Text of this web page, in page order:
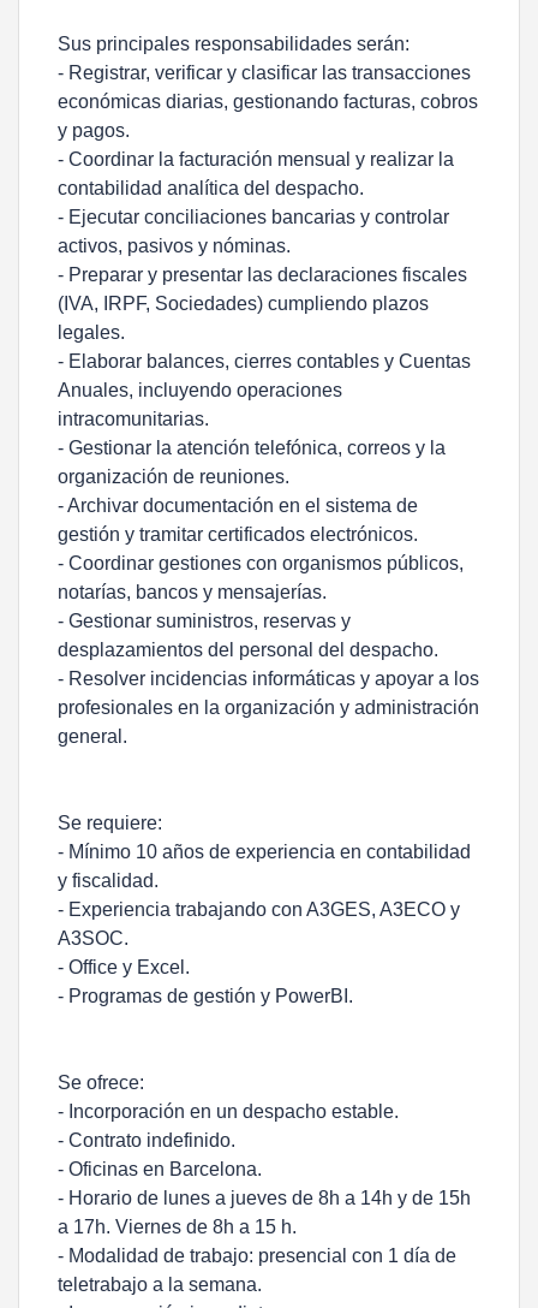
Sus principales responsabilidades serán:
- Registrar, verificar y clasificar las transacciones
económicas diarias, gestionando facturas, cobros
y pagos.
- Coordinar la facturación mensual y realizar la
contabilidad analítica del despacho.
- Ejecutar conciliaciones bancarias y controlar
activos, pasivos y nóminas.
- Preparar y presentar las declaraciones fiscales
(IVA, IRPF, Sociedades) cumpliendo plazos
legales.
- Elaborar balances, cierres contables y Cuentas
Anuales, incluyendo operaciones
intracomunitarias.
- Gestionar la atención telefónica, correos y la
organización de reuniones.
- Archivar documentación en el sistema de
gestión y tramitar certificados electrónicos.
- Coordinar gestiones con organismos públicos,
notarías, bancos y mensajerías.
- Gestionar suministros, reservas y
desplazamientos del personal del despacho.
- Resolver incidencias informáticas y apoyar a los
profesionales en la organización y administración
general.
Se requiere:
- Mínimo 10 años de experiencia en contabilidad
y fiscalidad.
- Experiencia trabajando con A3GES, A3ECO y
A3SOC.
- Office y Excel.
- Programas de gestión y PowerBI.
Se ofrece:
- Incorporación en un despacho estable.
- Contrato indefinido.
- Oficinas en Barcelona.
- Horario de lunes a jueves de 8h a 14h y de 15h
a 17h. Viernes de 8h a 15 h.
- Modalidad de trabajo: presencial con 1 día de
teletrabajo a la semana.